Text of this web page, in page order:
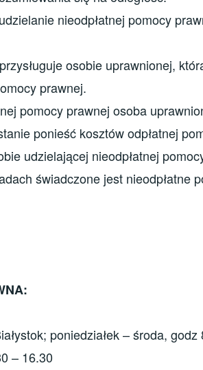
nieodpłatnej pomocy
osobie uprawnionej,
prawnej.
pomocy prawnej osoba
ponieść kosztów odpłatnej
udzielającej nieodpłatnej
świadczone jest nieodpłatne
poniedziałek – środa,
– 16.30